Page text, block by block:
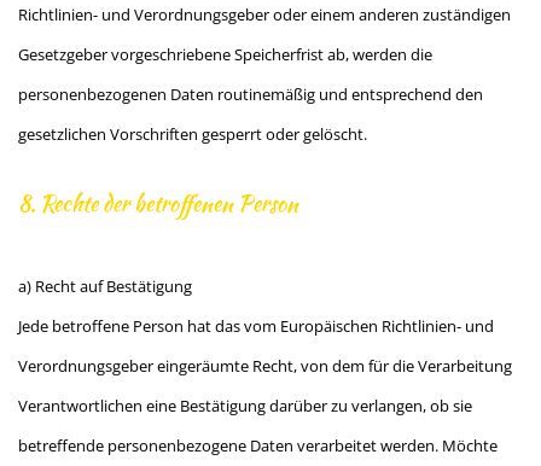
Richtlinien- und Verordnungsgeber oder einem anderen zuständigen
Gesetzgeber vorgeschriebene Speicherfrist ab, werden die
personenbezogenen Daten routinemäßig und entsprechend den
gesetzlichen Vorschriften gesperrt oder gelöscht.
8. Rechte der betroffenen Person
a) Recht auf Bestätigung
Jede betroffene Person hat das vom Europäischen Richtlinien- und
Verordnungsgeber eingeräumte Recht, von dem für die Verarbeitung
Verantwortlichen eine Bestätigung darüber zu verlangen, ob sie
betreffende personenbezogene Daten verarbeitet werden. Möchte